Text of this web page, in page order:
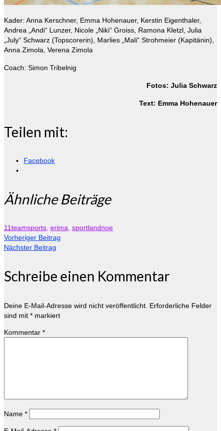
Kader: Anna Kerschner, Emma Hohenauer, Kerstin Eigenthaler,
Andrea „Andi“ Lunzer, Nicole „Niki“ Groiss, Ramona Kletzl, Julia
„July“ Schwarz (Topscorerin), Marlies „Mali“ Strohmeier (Kapitänin),
Anna Zimola, Verena Zimola
Coach: Simon Tribelnig
Fotos: Julia Schwarz
Text: Emma Hohenauer
Teilen mit:
Facebook
Ähnliche Beiträge
11teamsports erima sportlandnoe
Vorheriger Beitrag
Nächster Beitrag
Schreibe einen Kommentar
Deine E-Mail-Adresse wird nicht veröffentlicht. Erforderliche Felder
sind mit * markiert
Kommentar *
Name *